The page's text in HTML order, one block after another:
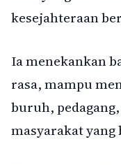
kesejahteraan
Ia menekankan
rasa, mampu
buruh,
masyarakat yang